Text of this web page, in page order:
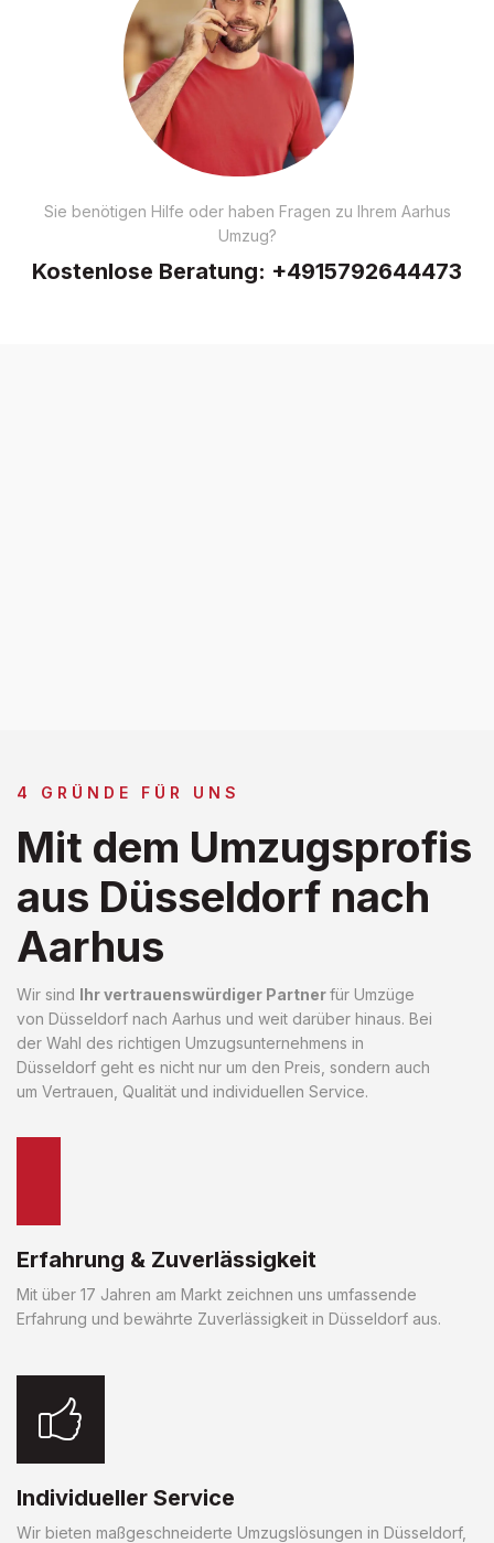
Sie benötigen Hilfe oder haben Fragen zu Ihrem Aarhus
Umzug?
Kostenlose Beratung: +4915792644473
4 GRÜNDE FÜR UNS
Mit dem Umzugsprofis
aus Düsseldorf nach
Aarhus
Wir sind Ihr vertrauenswürdiger Partnerfür Umzüge
von Düsseldorf nach Aarhus und weit darüber hinaus. Bei
der Wahl des richtigen Umzugsunternehmens in
Düsseldorf geht es nicht nur um den Preis, sondern auch
um Vertrauen, Qualität und individuellen Service.
Erfahrung & Zuverlässigkeit
Mit über 17 Jahren am Markt zeichnen uns umfassende
Erfahrung und bewährte Zuverlässigkeit in Düsseldorf aus.
Individueller Service
Wir bieten maßgeschneiderte Umzugslösungen in Düsseldorf,